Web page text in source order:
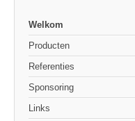
Welkom
Producten
Referenties
Sponsoring
Links